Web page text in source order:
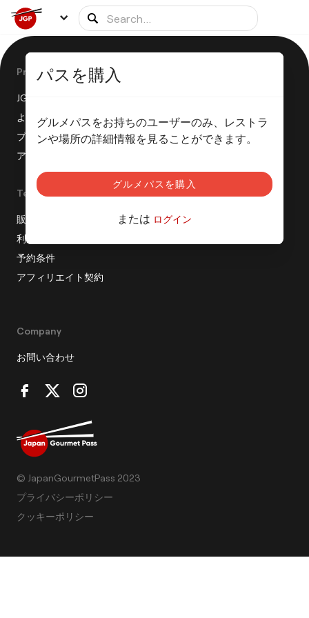
パスを購入
グルメパスをお持ちのユーザーのみ、レストラ
ンや場所の詳細情報を見ることができます。
グルメパスを購入
または ログイン
Product
JGPはどのように機能しますか？
よくある質問
プレスリリース
アフィリエイトプログラム
Terms
販売条件
利用規約
予約条件
アフィリエイト契約
Company
お問い合わせ
© JapanGourmetPass 2023
プライバシーポリシー
クッキーポリシー